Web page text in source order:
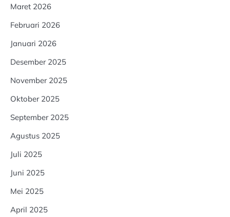
Maret 2026
Februari 2026
Januari 2026
Desember 2025
November 2025
Oktober 2025
September 2025
Agustus 2025
Juli 2025
Juni 2025
Mei 2025
April 2025